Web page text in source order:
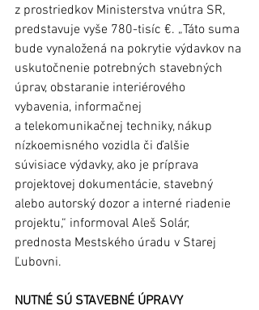
z prostriedkov Ministerstva vnútra SR,
predstavuje vyše 780-tisíc €. „Táto suma
bude vynaložená na pokrytie výdavkov na
uskutočnenie potrebných stavebných
úprav, obstaranie interiérového
vybavenia, informačnej
a telekomunikačnej techniky, nákup
nízkoemisného vozidla či ďalšie
súvisiace výdavky, ako je príprava
projektovej dokumentácie, stavebný
alebo autorský dozor a interné riadenie
projektu,“ informoval Aleš Solár,
prednosta Mestského úradu v Starej
Ľubovni.
NUTNÉ SÚ STAVEBNÉ ÚPRAVY